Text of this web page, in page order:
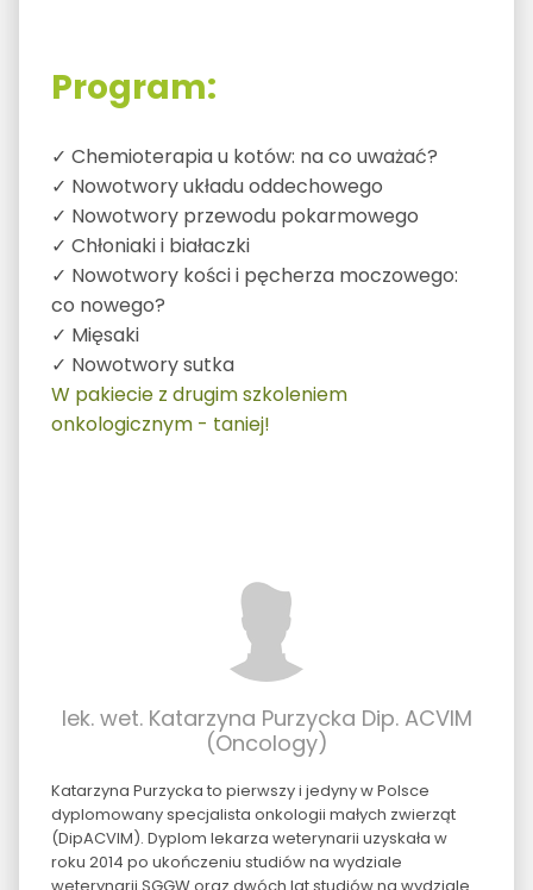
Program:
✓ Chemioterapia u kotów: na co uważać?
✓ Nowotwory układu oddechowego
✓ Nowotwory przewodu pokarmowego
✓ Chłoniaki i białaczki
✓ Nowotwory kości i pęcherza moczowego:
co nowego?
✓ Mięsaki
✓ Nowotwory sutka
W pakiecie z drugim szkoleniem
onkologicznym - taniej!
lek. wet. Katarzyna Purzycka Dip. ACVIM
(Oncology)
Katarzyna Purzycka to pierwszy i jedyny w Polsce
dyplomowany specjalista onkologii małych zwierząt
(DipACVIM). Dyplom lekarza weterynarii uzyskała w
roku 2014 po ukończeniu studiów na wydziale
weterynarii SGGW oraz dwóch lat studiów na wydziale